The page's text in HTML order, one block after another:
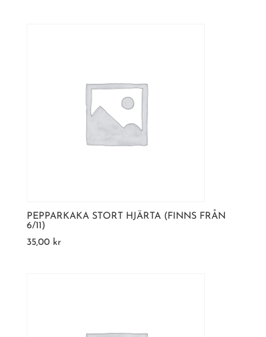
PEPPARKAKA STORT HJÄRTA (FINNS FRÅN
6/11)
35,00 kr